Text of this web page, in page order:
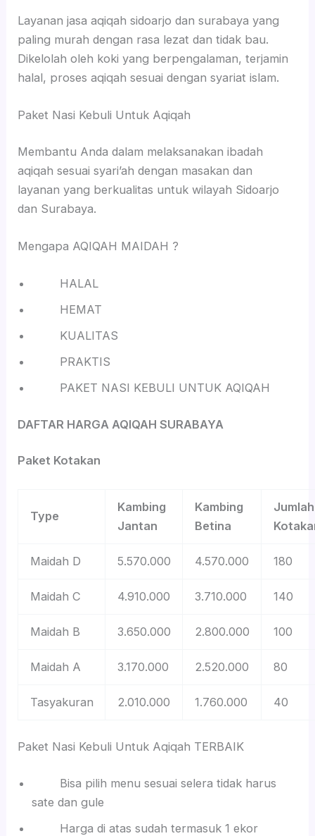
Layanan jasa aqiqah sidoarjo dan surabaya yang
paling murah dengan rasa lezat dan tidak bau.
Dikelolah oleh koki yang berpengalaman, terjamin
halal, proses aqiqah sesuai dengan syariat islam.
Paket Nasi Kebuli Untuk Aqiqah
Membantu Anda dalam melaksanakan ibadah
aqiqah sesuai syari’ah dengan masakan dan
layanan yang berkualitas untuk wilayah Sidoarjo
dan Surabaya.
Mengapa AQIQAH MAIDAH ?
HALAL
HEMAT
KUALITAS
PRAKTIS
PAKET NASI KEBULI UNTUK AQIQAH
DAFTAR HARGA AQIQAH SURABAYA
Paket Kotakan
Type
Kambing
Jantan
Kambing
Betina
Jumlah
Maidah D 5.570.000 4.570.000 180
Maidah C 4.910.000 3.710.000 140
Maidah B 3.650.000 2.800.000 100
Maidah A 3.170.000 2.520.000 80
Tasyakuran 2.010.000 1.760.000 40
Paket Nasi Kebuli Untuk Aqiqah TERBAIK
Bisa pilih menu sesuai selera tidak harus
sate dan gule
Harga di atas sudah termasuk 1 ekor